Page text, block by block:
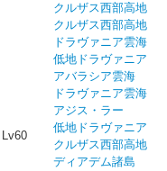
Lv60
クルザス西部高地
クルザス西部高地
ドラヴァニア雲海
低地ドラヴァニア
アバラシア雲海
ドラヴァニア雲海
アジス・ラー
低地ドラヴァニア
クルザス西部高地
ディアデム諸島